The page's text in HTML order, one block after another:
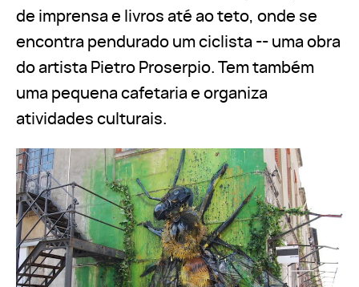
de imprensa e livros até ao teto, onde se
encontra pendurado um ciclista -- uma obra
do artista Pietro Proserpio. Tem também
uma pequena cafetaria e organiza
atividades culturais.